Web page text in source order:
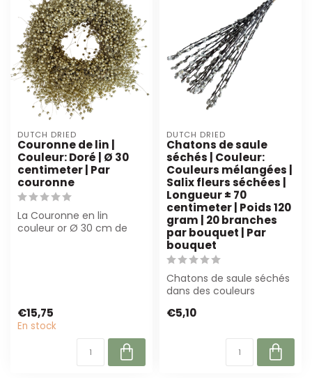
DUTCH DRIED
Couronne de lin |
Couleur: Doré | Ø 30
centimeter | Par
couronne
La Couronne en lin
couleur or Ø 30 cm de
€15,75
En stock
DUTCH DRIED
Chatons de saule
séchés | Couleur:
Couleurs mélangées |
Salix fleurs séchées |
Longueur ± 70
centimeter | Poids 120
gram | 20 branches
par bouquet | Par
bouquet
Chatons de saule séchés
dans des couleurs
pour les fleur...
€5,10